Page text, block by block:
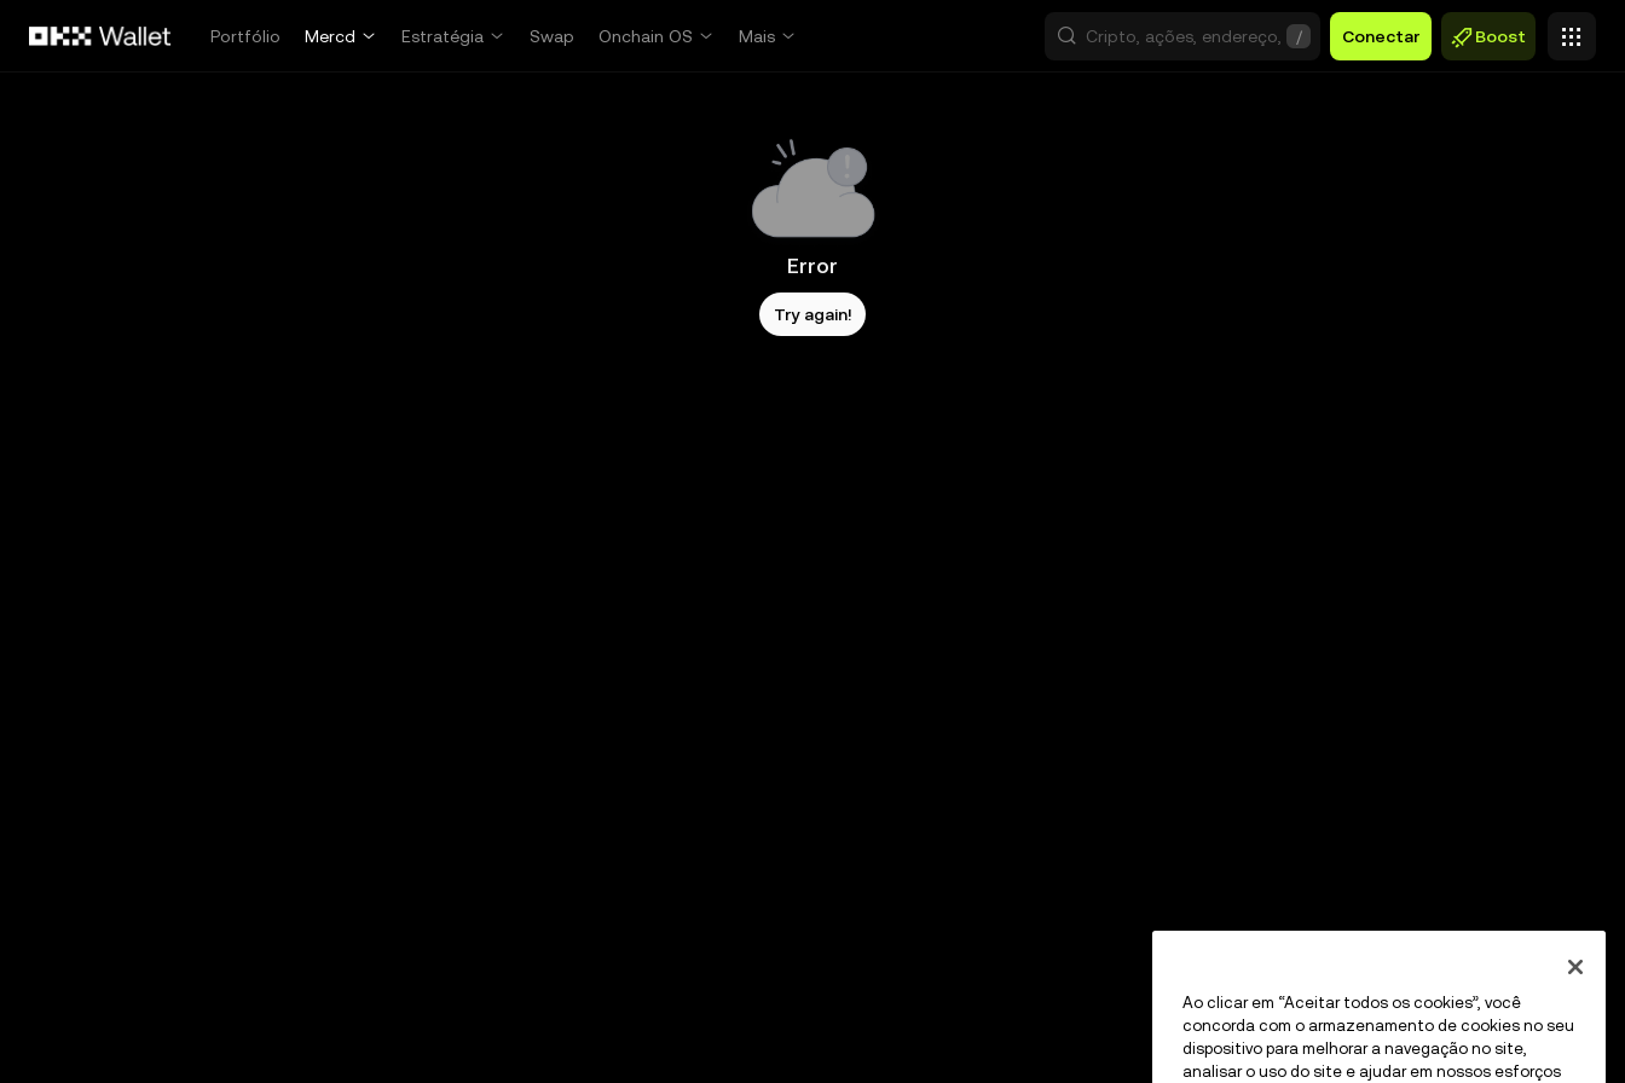
Portfólio
Mercd Estratégia Swap Onchain OS Mais / Conectar Boost
Error
Try again!
Ao clicar em “Aceitar todos os cookies”, você
concorda com o armazenamento de cookies no seu
dispositivo para melhorar a navegação no site,
analisar o uso do site e ajudar em nossos esforços